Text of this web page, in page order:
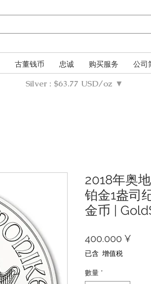
古董钱币 忠诚 购买服务 公司
Silver : $63.77 USD/oz ▼
2018年奥
铂金1盎司
金币 |
400.000 ¥
已含 增值税
數量 *